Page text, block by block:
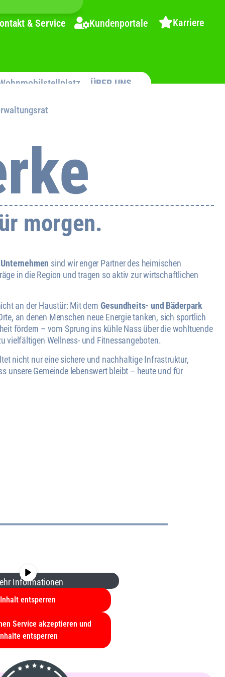
& Service Kundenportale Karriere
ÜBER UNS
morgen.
sind wir enger Partner des heimischen
in die Region und tragen so aktiv zur wirtschaftlichen
an der Haustür: Mit dem Gesundheits- und Bäderpark
an denen Menschen neue Energie tanken, sich sportlich
fördern – vom Sprung ins kühle Nass über die wohltuende
vielfältigen Wellness- und Fitnessangeboten.
nicht nur eine sichere und nachhaltige Infrastruktur,
unsere Gemeinde lebenswert bleibt – heute und für
Informationen
Inhalt entsperren
Service akzeptieren und
entsperren